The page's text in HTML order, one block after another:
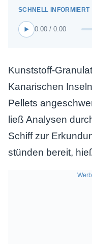
0:00 / 0:00
Kunststoff-
Kanarischen
Pellets
ließ Analysen
Schiff zur
stünden bereit,